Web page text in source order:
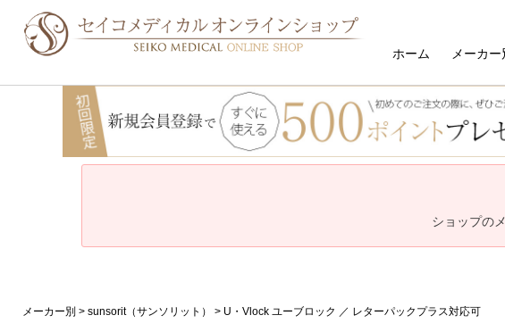
ホーム メーカー
ショップの
メーカー別 sunsorit（サンソリット） U・Vlock ユーブロック ／ レターパックプラス対応可